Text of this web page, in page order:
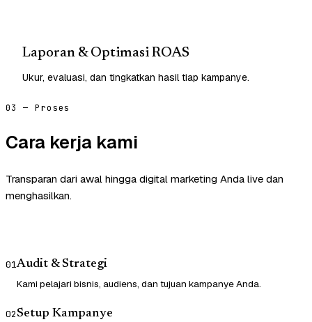
Laporan & Optimasi ROAS
Ukur, evaluasi, dan tingkatkan hasil tiap kampanye.
03 — Proses
Cara kerja kami
Transparan dari awal hingga digital marketing Anda live dan
menghasilkan.
01Audit & Strategi
Kami pelajari bisnis, audiens, dan tujuan kampanye Anda.
02Setup Kampanye